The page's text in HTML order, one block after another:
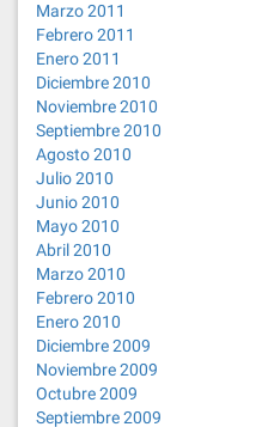
Marzo 2011
Febrero 2011
Enero 2011
Diciembre 2010
Noviembre 2010
Septiembre 2010
Agosto 2010
Julio 2010
Junio 2010
Mayo 2010
Abril 2010
Marzo 2010
Febrero 2010
Enero 2010
Diciembre 2009
Noviembre 2009
Octubre 2009
Septiembre 2009